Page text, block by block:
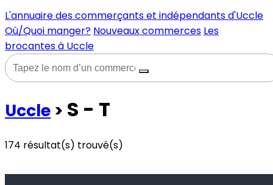
L'annuaire des commerçants et indépendants d'Uccle
Où/Quoi manger? Nouveaux commerces Les
brocantes à Uccle
Uccle > S - T
174 résultat(s) trouvé(s)